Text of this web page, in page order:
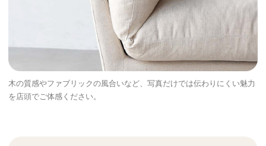
木の質感やファブリックの風合いなど、写真だけでは伝わりにくい魅力
を店頭でご体感ください。